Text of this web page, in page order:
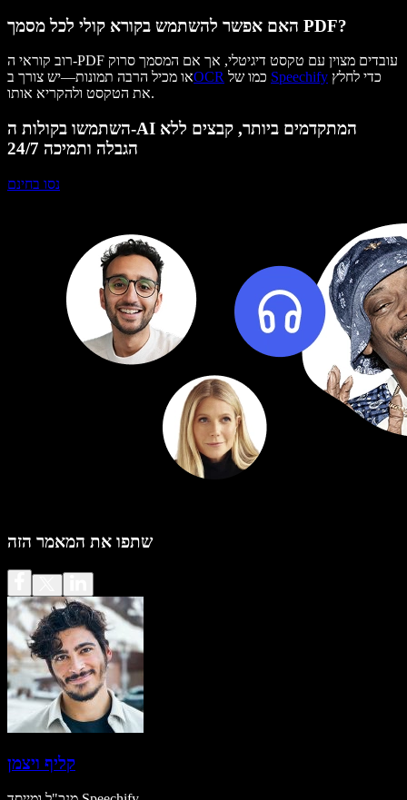
האם אפשר להשתמש בקורא קולי לכל מסמך PDF?
רוב קוראי ה-PDF עובדים מצוין עם טקסט דיגיטלי, אך אם המסמך סרוק
או מכיל הרבה תמונות—יש צורך בOCR Speechify
את הטקסט ולהקריא אותו.
השתמשו בקולות ה-AI המתקדמים ביותר, קבצים ללא
הגבלה ותמיכה 24/7
נסו בחינם
שתפו את המאמר הזה
קליף ויצמן